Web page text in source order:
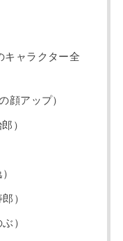
キャラクター全
顔アップ）
）
）
）